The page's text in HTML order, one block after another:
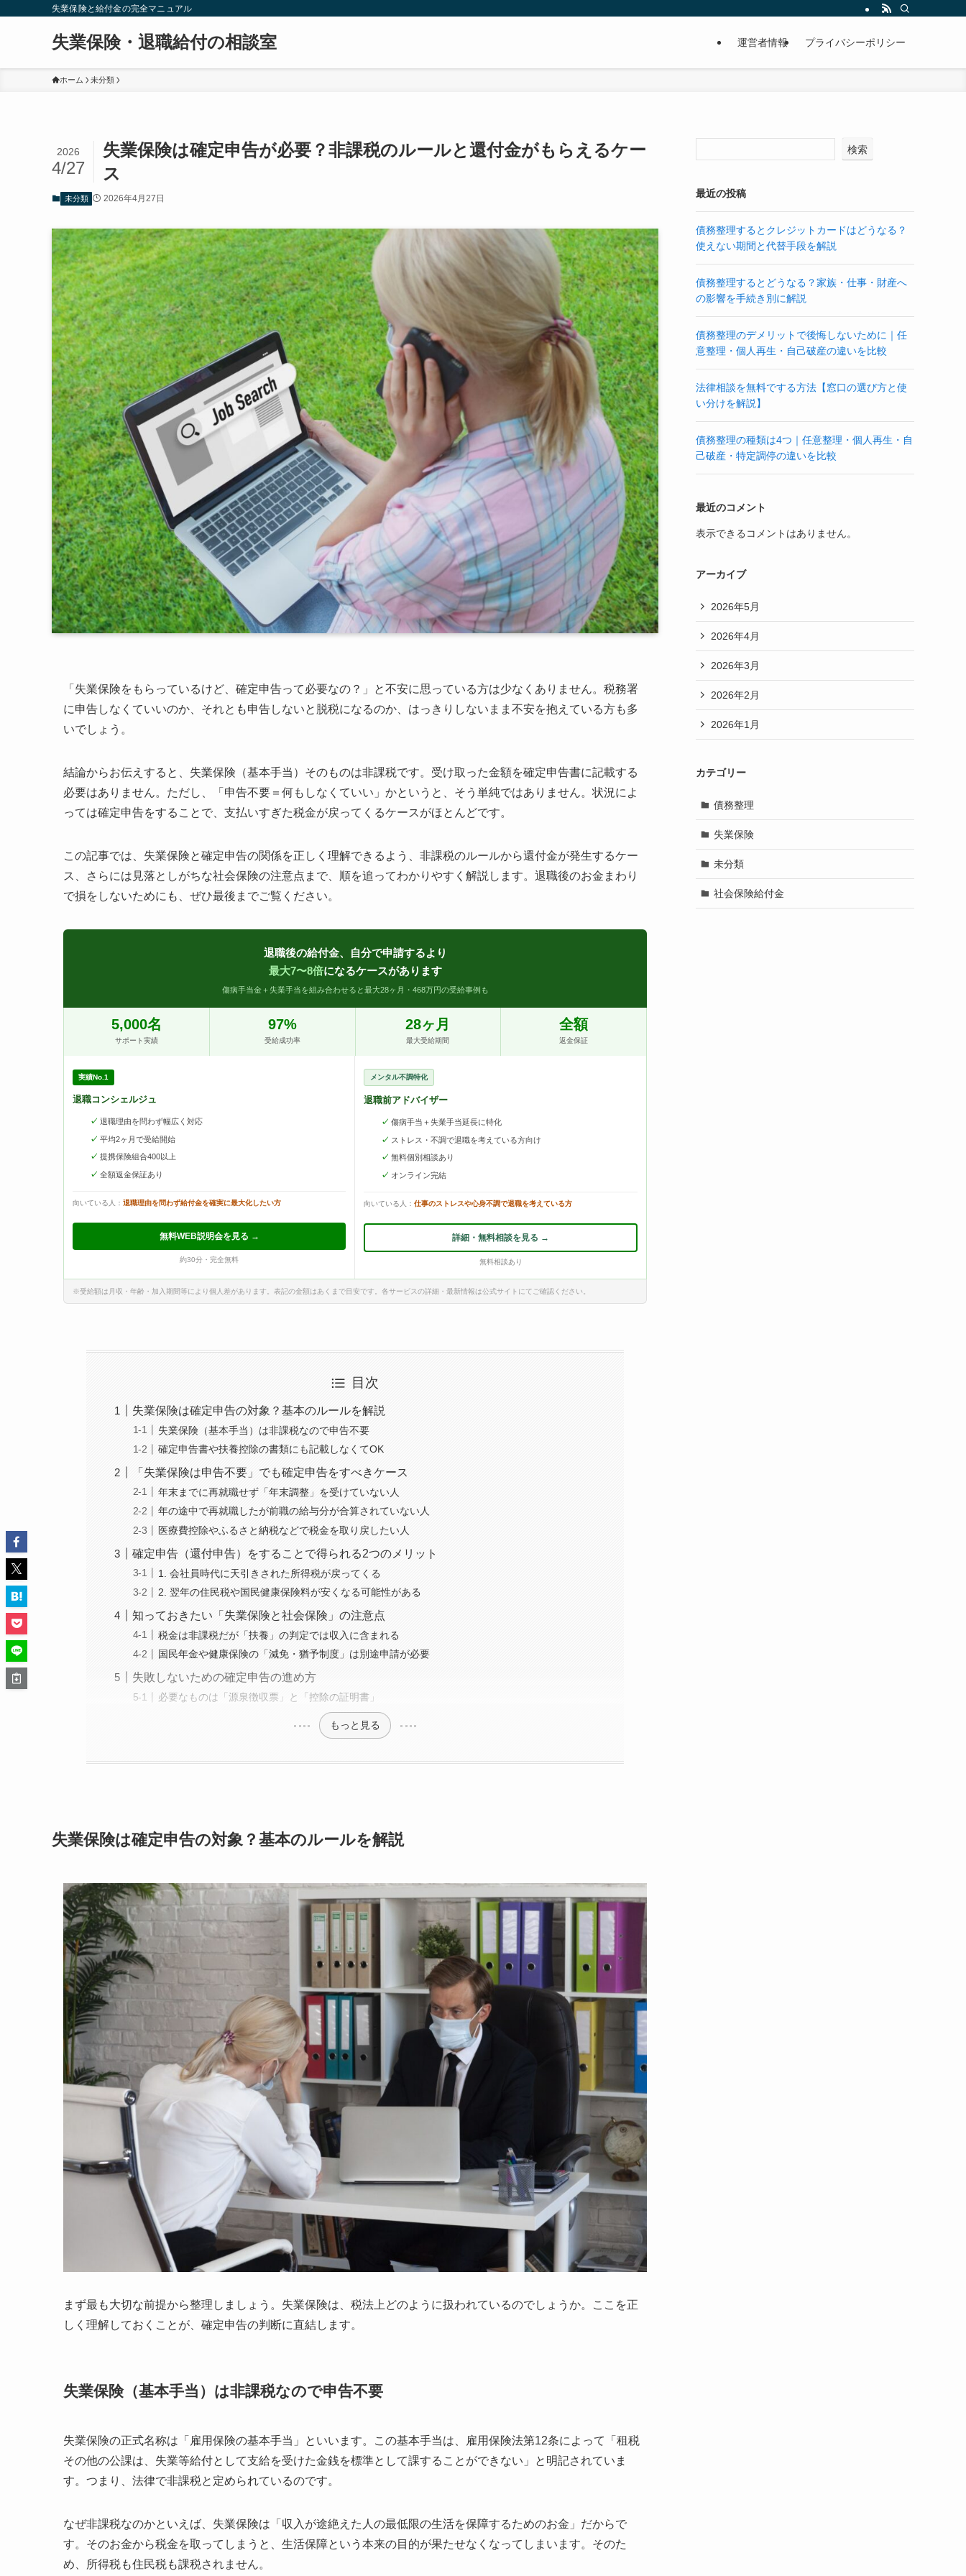
失業保険と給付金の完全マニュアル
失業保険・退職給付の相談室 運営者情報 プライバシーポリシー
ホーム 未分類
失業保険は確定申告が必要？非課税のルールと還付金がもらえるケー
ス
2026
4/27
未分類 2026年4月27日
「失業保険をもらっているけど、確定申告って必要なの？」と不安に思っている方は少なくありません。税務署
に申告しなくていいのか、それとも申告しないと脱税になるのか、はっきりしないまま不安を抱えている方も多
いでしょう。
結論からお伝えすると、失業保険（基本手当）そのものは非課税です。受け取った金額を確定申告書に記載する
必要はありません。ただし、「申告不要＝何もしなくていい」かというと、そう単純ではありません。状況によ
っては確定申告をすることで、支払いすぎた税金が戻ってくるケースがほとんどです。
この記事では、失業保険と確定申告の関係を正しく理解できるよう、非課税のルールから還付金が発生するケー
ス、さらには見落としがちな社会保険の注意点まで、順を追ってわかりやすく解説します。退職後のお金まわり
で損をしないためにも、ぜひ最後までご覧ください。
退職後の給付金、自分で申請するより
最大7〜8倍になるケースがあります
傷病手当金＋失業手当を組み合わせると最大28ヶ月・468万円の受給事例も
5,000名
サポート実績
97%
受給成功率
28ヶ月
最大受給期間
全額
返金保証
実績No.1
退職コンシェルジュ
退職理由を問わず幅広く対応
平均2ヶ月で受給開始
提携保険組合400以上
全額返金保証あり
向いている人： 退職理由を問わず給付金を確実に最大化したい方
無料WEB説明会を見る →
約30分・完全無料
メンタル不調特化
退職前アドバイザー
傷病手当＋失業手当延長に特化
ストレス・不調で退職を考えている方向け
無料個別相談あり
オンライン完結
向いている人： 仕事のストレスや心身不調で退職を考えている方
詳細・無料相談を見る →
無料相談あり
※受給額は月収・年齢・加入期間等により個人差があります。表記の金額はあくまで目安です。各サービスの詳細・最新情報は公式サイトにてご確認ください。
目次
失業保険は確定申告の対象？基本のルールを解説
失業保険（基本手当）は非課税なので申告不要
確定申告書や扶養控除の書類にも記載しなくてOK
「失業保険は申告不要」でも確定申告をすべきケース
年末までに再就職せず「年末調整」を受けていない人
年の途中で再就職したが前職の給与分が合算されていない人
医療費控除やふるさと納税などで税金を取り戻したい人
確定申告（還付申告）をすることで得られる2つのメリット
1. 会社員時代に天引きされた所得税が戻ってくる
2. 翌年の住民税や国民健康保険料が安くなる可能性がある
知っておきたい「失業保険と社会保険」の注意点
税金は非課税だが「扶養」の判定では収入に含まれる
国民年金や健康保険の「減免・猶予制度」は別途申請が必要
失敗しないための確定申告の進め方
必要なものは「源泉徴収票」と「控除の証明書」
もっと見る
失業保険は確定申告の対象？基本のルールを解説
まず最も大切な前提から整理しましょう。失業保険は、税法上どのように扱われているのでしょうか。ここを正
しく理解しておくことが、確定申告の判断に直結します。
失業保険（基本手当）は非課税なので申告不要
失業保険の正式名称は「雇用保険の基本手当」といいます。この基本手当は、雇用保険法第12条によって「租税
その他の公課は、失業等給付として支給を受けた金銭を標準として課することができない」と明記されていま
す。つまり、法律で非課税と定められているのです。
なぜ非課税なのかといえば、失業保険は「収入が途絶えた人の最低限の生活を保障するためのお金」だからで
す。そのお金から税金を取ってしまうと、生活保障という本来の目的が果たせなくなってしまいます。そのた
め、所得税も住民税も課税されません。
検索
最近の投稿
債務整理するとクレジットカードはどうなる？
使えない期間と代替手段を解説
債務整理するとどうなる？家族・仕事・財産へ
の影響を手続き別に解説
債務整理のデメリットで後悔しないために｜任
意整理・個人再生・自己破産の違いを比較
法律相談を無料でする方法【窓口の選び方と使
い分けを解説】
債務整理の種類は4つ｜任意整理・個人再生・自
己破産・特定調停の違いを比較
最近のコメント
表示できるコメントはありません。
アーカイブ
2026年5月
2026年4月
2026年3月
2026年2月
2026年1月
カテゴリー
債務整理
失業保険
未分類
社会保険給付金